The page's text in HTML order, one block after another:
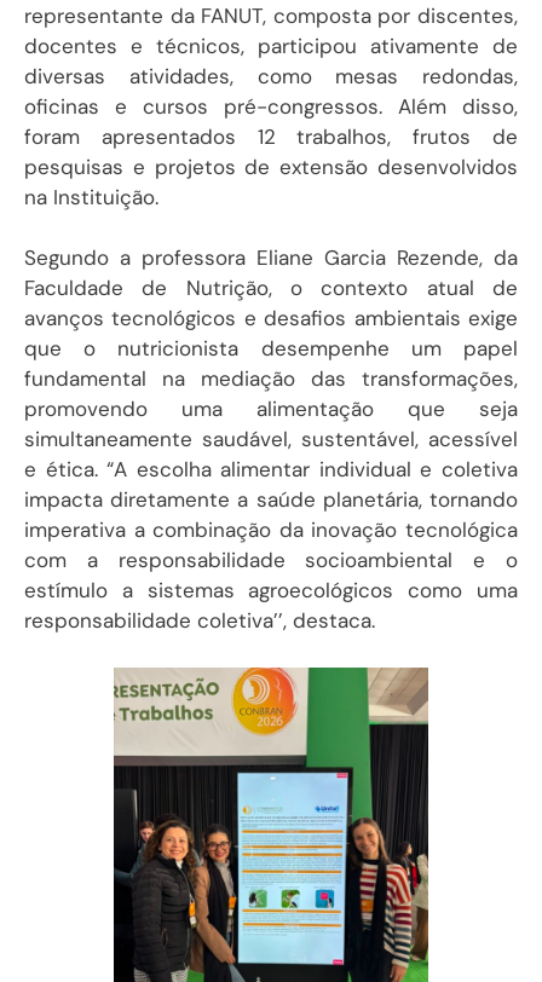
representante da FANUT, composta por discentes,
docentes e técnicos, participou ativamente de
diversas atividades, como mesas redondas,
oficinas e cursos pré-congressos. Além disso,
foram apresentados 12 trabalhos, frutos de
pesquisas e projetos de extensão desenvolvidos
na Instituição.
Segundo a professora Eliane Garcia Rezende, da
Faculdade de Nutrição, o contexto atual de
avanços tecnológicos e desafios ambientais exige
que o nutricionista desempenhe um papel
fundamental na mediação das transformações,
promovendo uma alimentação que seja
simultaneamente saudável, sustentável, acessível
e ética. “A escolha alimentar individual e coletiva
impacta diretamente a saúde planetária, tornando
imperativa a combinação da inovação tecnológica
com a responsabilidade socioambiental e o
estímulo a sistemas agroecológicos como uma
responsabilidade coletiva’’, destaca.